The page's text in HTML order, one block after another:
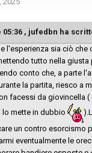
05:36 , jufedbn ha
l'esperienza sia ciò che
tutto nella giusta
conto che, a parte
la partita, riesco a
facessi da giovincella
lo mette in dubbio
un contro esorcismo
eventualmente le